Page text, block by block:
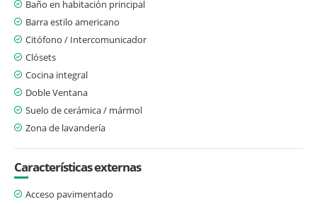
Baño en habitación principal
Barra estilo americano
Citófono / Intercomunicador
Clósets
Cocina integral
Doble Ventana
Suelo de cerámica / mármol
Zona de lavandería
Características externas
Acceso pavimentado